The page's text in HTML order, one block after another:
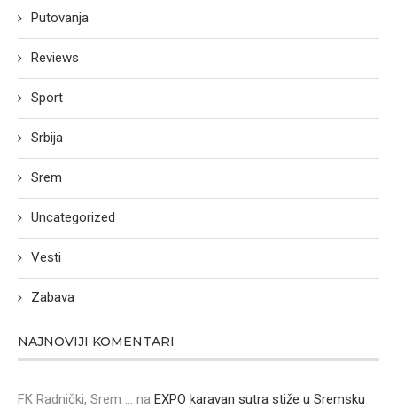
Putovanja
Reviews
Sport
Srbija
Srem
Uncategorized
Vesti
Zabava
NAJNOVIJI KOMENTARI
FK Radnički, Srem ... na EXPO karavan sutra stiže u Sremsku